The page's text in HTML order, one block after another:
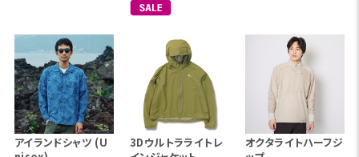
アイランドシャツ (U
3Dウルトラライトレ
オクタライトハーフジ